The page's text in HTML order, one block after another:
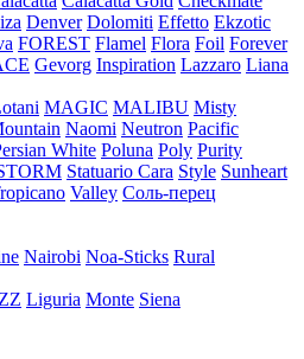
Denver Dolomiti Effetto Ekzotic
FOREST Flamel Flora Foil Forever
Gevorg Inspiration Lazzaro Liana
MAGIC MALIBU Misty
Naomi Neutron Pacific
White Poluna Poly Purity
Statuario Cara Style Sunheart
Valley Соль-перец
Nairobi Noa-Sticks Rural
Liguria Monte Siena